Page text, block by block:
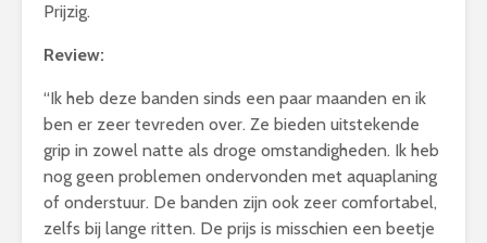
Prijzig.
Review:
“Ik heb deze banden sinds een paar maanden en ik
ben er zeer tevreden over. Ze bieden uitstekende
grip in zowel natte als droge omstandigheden. Ik heb
nog geen problemen ondervonden met aquaplaning
of onderstuur. De banden zijn ook zeer comfortabel,
zelfs bij lange ritten. De prijs is misschien een beetje